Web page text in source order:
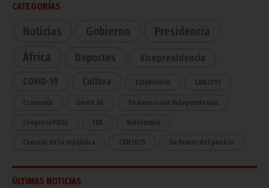
CATEGORÍAS
Noticias Gobierno
Presidencia
África
Deportes Vicepresidencia
COVID-19 Cultura Estadísticas CAN 2015
Economía Gente GE 50 Aniversario Independencia
CongresoPDGE FIJA Bielorrusia
Consejo de la república CAN 2025 Defensor del pueblo
ÚLTIMAS NOTICIAS